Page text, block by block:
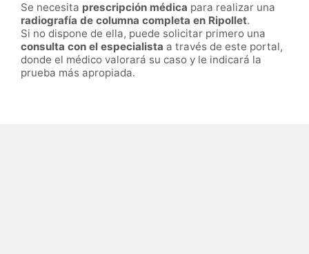
Se necesita prescripción médica para realizar una
radiografía de columna completa en Ripollet.
Si no dispone de ella, puede solicitar primero una
consulta con el especialista a través de este portal,
donde el médico valorará su caso y le indicará la
prueba más apropiada.